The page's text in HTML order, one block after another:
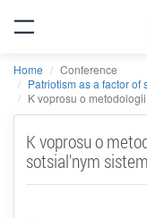
Home
Conference
Patriotism as a factor
K voprosu o
K voprosu o
sotsial'nym